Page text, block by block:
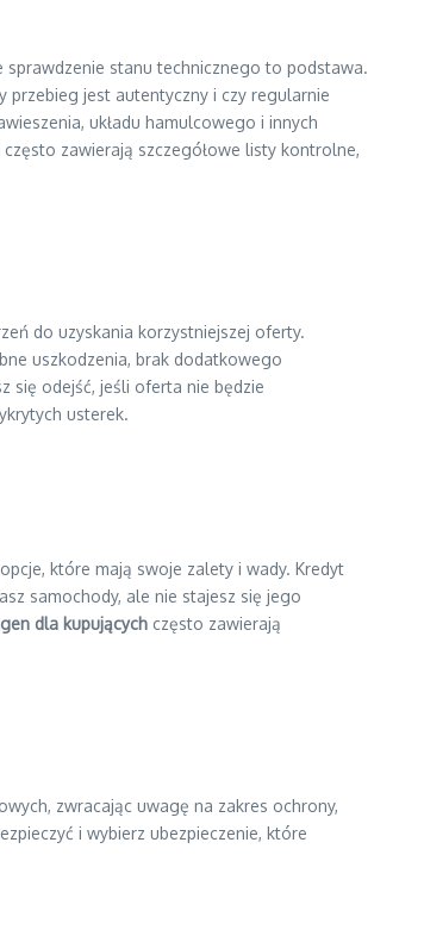
stanu technicznego to podstawa.
przebieg jest autentyczny i czy regularnie
układu hamulcowego i innych
często zawierają szczegółowe listy kontrolne,
do uzyskania korzystniejszej oferty.
uszkodzenia, brak dodatkowego
się odejść, jeśli oferta nie będzie
usterek.
które mają swoje zalety i wady. Kredyt
samochody, ale nie stajesz się jego
dla kupujących często zawierają
zwracając uwagę na zakres ochrony,
i wybierz ubezpieczenie, które